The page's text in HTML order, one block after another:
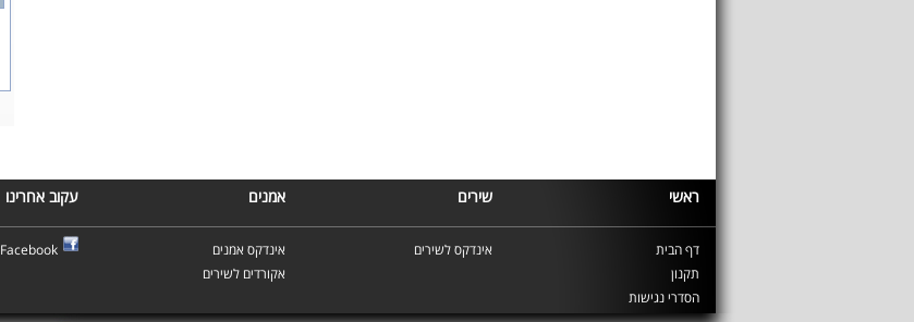
ראשי שירים אמנים עקוב אחרינו
דף הבית
תקנון
הסדרי נגישות
אינדקס לשירים
אינדקס אמנים
אקורדים לשירים
Facebook